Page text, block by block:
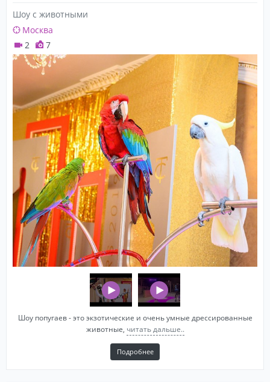
Шоу с животными
Москва
2
7
Шоу попугаев - это экзотические и очень умные дрессированные
животные, читать дальше..
Подробнее